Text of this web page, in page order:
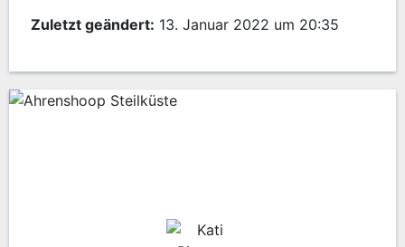
Zuletzt geändert: 13. Januar 2022 um 20:35